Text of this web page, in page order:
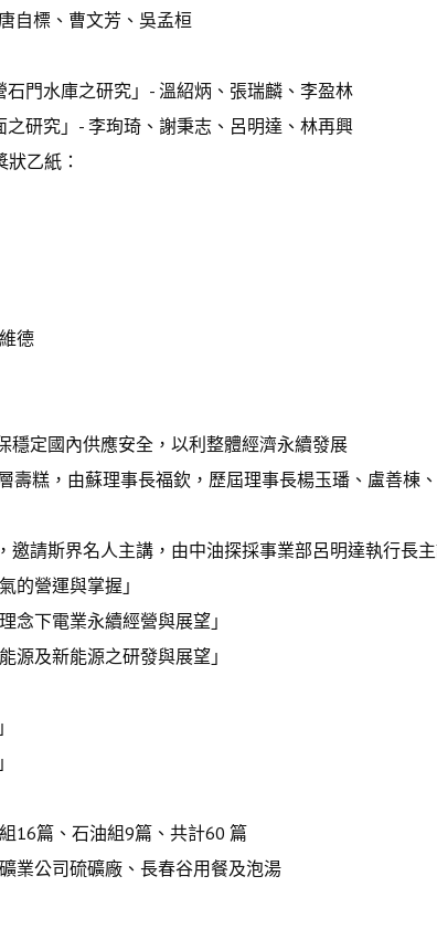
自標、曹文芳、吳孟桓
門水庫之研究」- 溫紹炳、張瑞麟、李盈林
研究」- 李珣琦、謝秉志、呂明達、林再興
乙紙：
德
穩定國內供應安全，以利整體經濟永續發展
壽糕，由蘇理事長福欽，歷屆理事長楊玉璠、盧善棟
邀請斯界名人主講，由中油探採事業部呂明達執行長
的營運與掌握」
下電業永續經營與展望」
及新能源之研發與展望」
16篇、石油組9篇、共計60 篇
業公司硫礦廠、長春谷用餐及泡湯